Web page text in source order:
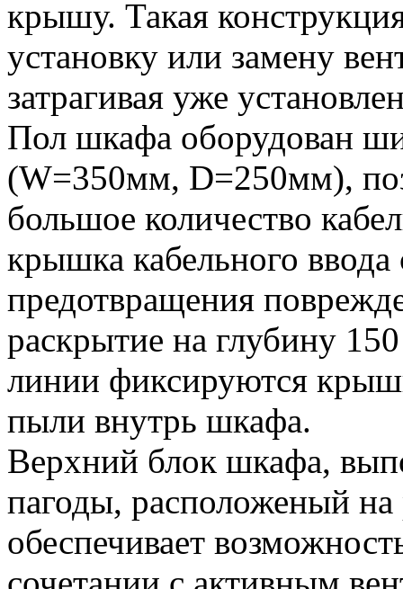
крышу. Такая
установку или замену
затрагивая уже
Пол шкафа оборудован
(W=350мм, D=250мм),
большое количество
крышка кабельного
предотвращения
раскрытие на глубину
линии фиксируются
пыли внутрь шкафа.
Верхний блок шкафа,
пагоды, расположеный
обеспечивает